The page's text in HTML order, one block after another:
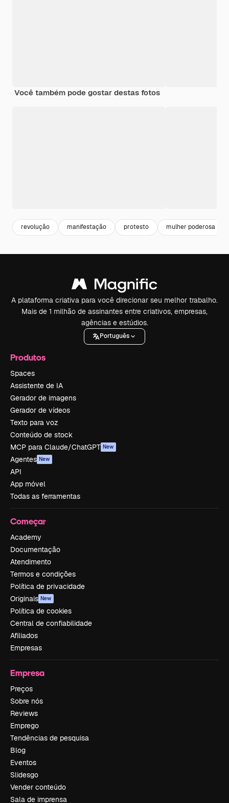
Você também pode gostar destas fotos
revolução manifestação protesto mulher poderosa
A plataforma criativa para você direcionar seu melhor trabalho.
Mais de 1 milhão de assinantes entre criativos, empresas,
agências e estúdios.
Português
Produtos
Spaces
Assistente de IA
Gerador de imagens
Gerador de vídeos
Texto para voz
Conteúdo de stock
MCP para Claude/ChatGPT New
Agentes New
API
App móvel
Todas as ferramentas
Começar
Academy
Documentação
Atendimento
Termos e condições
Política de privacidade
Originais New
Política de cookies
Central de confiabilidade
Afiliados
Empresas
Empresa
Preços
Sobre nós
Reviews
Emprego
Tendências de pesquisa
Blog
Eventos
Slidesgo
Vender conteúdo
Sala de imprensa